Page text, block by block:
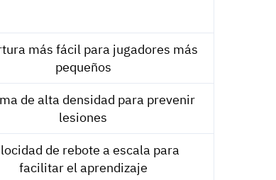
más fácil para jugadores más
pequeños
de alta densidad para prevenir
lesiones
de rebote a escala para
facilitar el aprendizaje